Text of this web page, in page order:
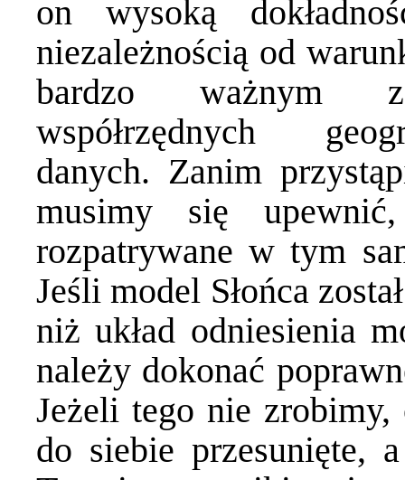
on wysoką
niezależnością od
bardzo ważnym
współrzędnych
danych. Zanim
musimy się
rozpatrywane w tym
Jeśli model Słońca
niż układ odniesienia
należy dokonać
Jeżeli tego nie
do siebie przesunięte,